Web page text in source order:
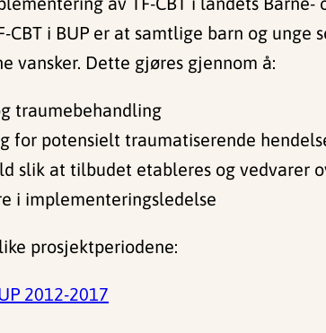
i BUP er at samtlige barn og
vansker. Dette gjøres gjennom å:
traumebehandling
for potensielt traumatiserende
slik at tilbudet etableres og vedvarer
i implementeringsledelse
prosjektperiodene:
2012-2017